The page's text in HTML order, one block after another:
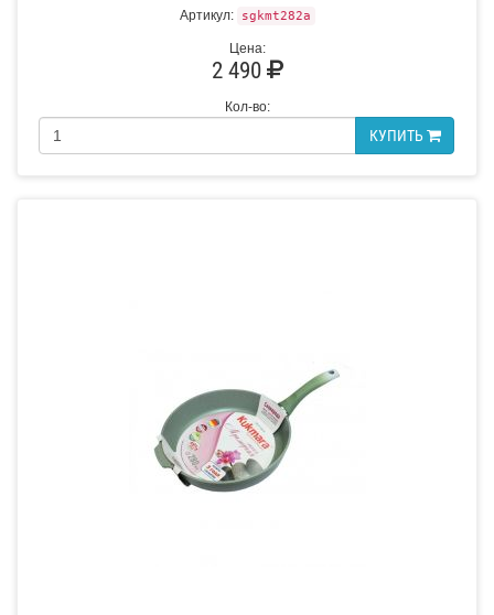
Артикул: sgkmt282a
Цена:
2 490
Кол-во:
КУПИТЬ